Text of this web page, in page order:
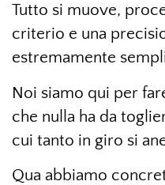
Tutto si muove,
criterio e una
estremamente
Noi siamo qui per
che nulla ha da
cui tanto in giro si
Qua abbiamo